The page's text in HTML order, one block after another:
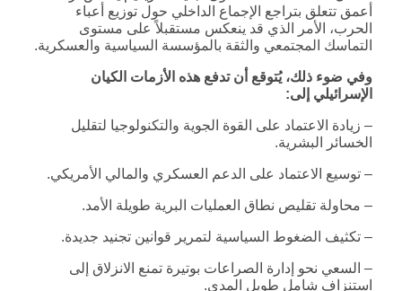
أعمق تتعلق بتراجع الإجماع الداخلي حول توزيع أعباء
الحرب، الأمر الذي قد ينعكس مستقبلاً على مستوى
التماسك المجتمعي والثقة بالمؤسسة السياسية والعسكرية.
وفي ضوء ذلك، يُتوقع أن تدفع هذه الأزمات الكيان
الإسرائيلي إلى:
– زيادة الاعتماد على القوة الجوية والتكنولوجيا لتقليل
الخسائر البشرية.
– توسيع الاعتماد على الدعم العسكري والمالي الأمريكي.
– محاولة تقليص نطاق العمليات البرية طويلة الأمد.
– تكثيف الضغوط السياسية لتمرير قوانين تجنيد جديدة.
– السعي نحو إدارة الصراعات بوتيرة تمنع الانزلاق إلى
استنزاف شامل طويل المدى.